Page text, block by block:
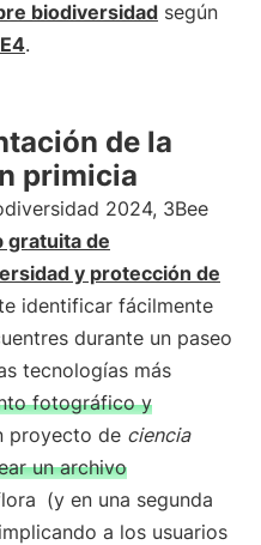
biodiversidad según
.
de la
primicia
2024, 3Bee
gratuita de
y protección de
identificar fácilmente
durante un paseo
tecnologías más
fotográfico y
proyecto de ciencia
un archivo
(y en una segunda
a los usuarios